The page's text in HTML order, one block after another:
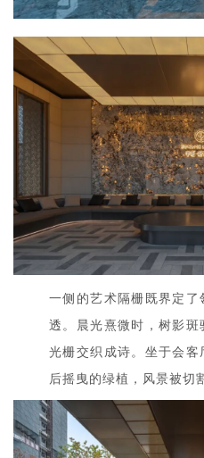
一侧的艺术隔栅既界定
透。晨光熹微时，树影斑
光栅交织成诗。坐于会
后摇曳的绿植，风景被切